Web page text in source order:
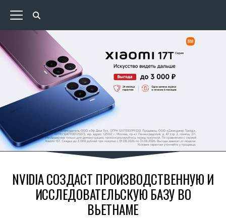
NVIDIA СОЗДАСТ ПРОИЗВОДСТВЕННУЮ И
ИССЛЕДОВАТЕЛЬСКУЮ БАЗУ ВО
ВЬЕТНАМЕ